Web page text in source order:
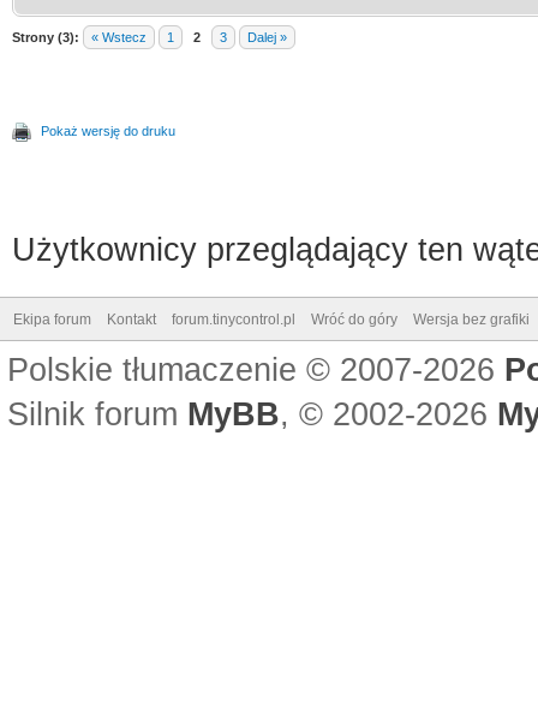
Strony (3): « Wstecz 1 2 3 Dalej »
Pokaż wersję do druku
Użytkownicy przeglądający ten
Ekipa forum Kontakt forum.tinycontrol.pl Wróć do góry Wersja bez grafiki
Polskie tłumaczenie © 2007-2026
Silnik forum MyBB, © 2002-2026